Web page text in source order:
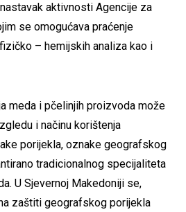
aktivnosti Agencije za
se omogućava praćenje
– hemijskih analiza kao i
meda i pčelinjih proizvoda može
i načinu korištenja
porijekla, oznake geografskog
tradicionalnog specijaliteta
U Sjevernoj Makedoniji se,
zaštiti geografskog porijekla